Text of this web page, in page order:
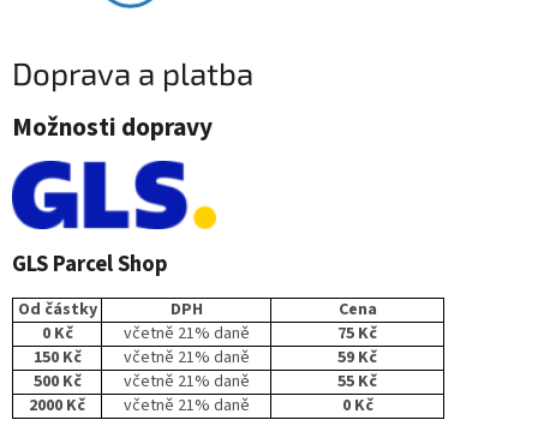
Doprava a platba
Možnosti dopravy
GLS Parcel Shop
Od částky DPH
Cena
0 Kč
včetně 21% daně
75 Kč
150 Kč
včetně 21% daně
59 Kč
500 Kč
včetně 21% daně
55 Kč
2000 Kč
včetně 21% daně 0 Kč